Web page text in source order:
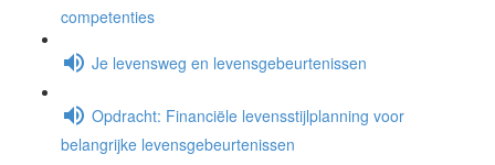
competenties
Je levensweg en levensgebeurtenissen
Opdracht: Financiële levensstijlplanning voor
belangrijke levensgebeurtenissen